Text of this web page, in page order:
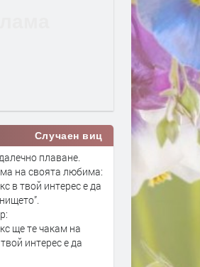
молби
е вече в нашия смартфон
преди 4 дни
Случаен виц
плаване.
на своята любима:
в твой интерес е да
ще те чакам на
интерес е да